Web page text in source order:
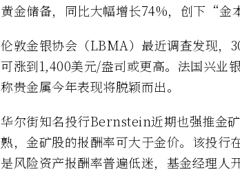
黄金储备，同比大幅增长74%，创下“金
伦敦金银协会（LBMA）最近调查发现，
可涨到1,400美元/盎司或更高。法国兴业
称贵金属今年表现将脱颖而出。
华尔街知名投行Bernstein近期也强推金
熟，金矿股的报酬率可大于金价。该投行
是风险资产报酬率普遍低迷，基金经理人